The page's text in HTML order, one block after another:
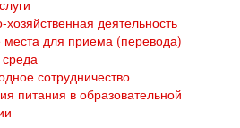
деятельность
места для приема (перевода)
сотрудничество
питания в образовательной